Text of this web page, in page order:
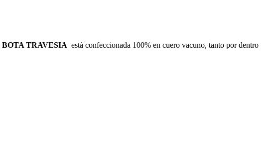
BOTA TRAVESIA está confeccionada 100% en cuero vacuno, tanto por dentro